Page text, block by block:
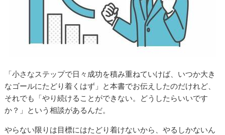
「小さなステップで日々成功を積み重ねていけば、いつか大き
なゴールにたどり着くはず」と本書でお伝えしたのだけれど、
それでも「やり続けることができない。どうしたらいいです
か？」という相談があるんだ。
やらない限りは目標にはたどり着けないから、やるしかないん